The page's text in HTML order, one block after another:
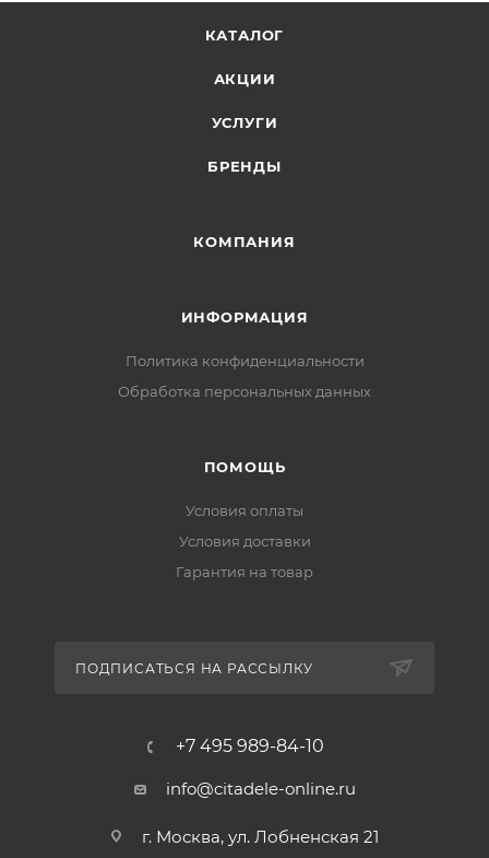
КАТАЛОГ
АКЦИИ
УСЛУГИ
БРЕНДЫ
КОМПАНИЯ
ИНФОРМАЦИЯ
Политика конфиденциальности
Обработка персональных данных
ПОМОЩЬ
Условия оплаты
Условия доставки
Гарантия на товар
ПОДПИСАТЬСЯ НА РАССЫЛКУ
+7 495 989-84-10
info@citadele-online.ru
г. Москва, ул. Лобненская 21